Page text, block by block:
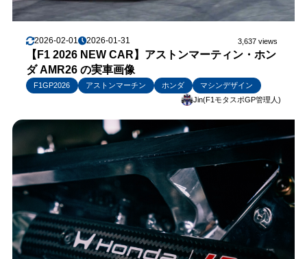
2026-02-01 2026-01-31 3,637 views
【F1 2026 NEW CAR】アストンマーティン・ホン
ダ AMR26 の実車画像
F1GP2026 アストンマーチン ホンダ
マシンデザイン
Jin(F1モタスポGP管理人)